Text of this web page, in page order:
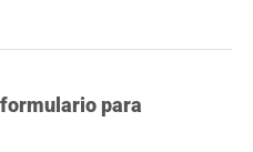
para